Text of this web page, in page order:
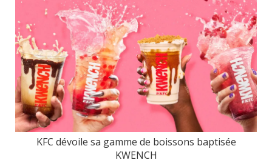
KFC dévoile sa gamme de boissons baptisée
KWENCH